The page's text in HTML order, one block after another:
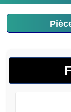
Accueil
La médiathèque
L'histoire